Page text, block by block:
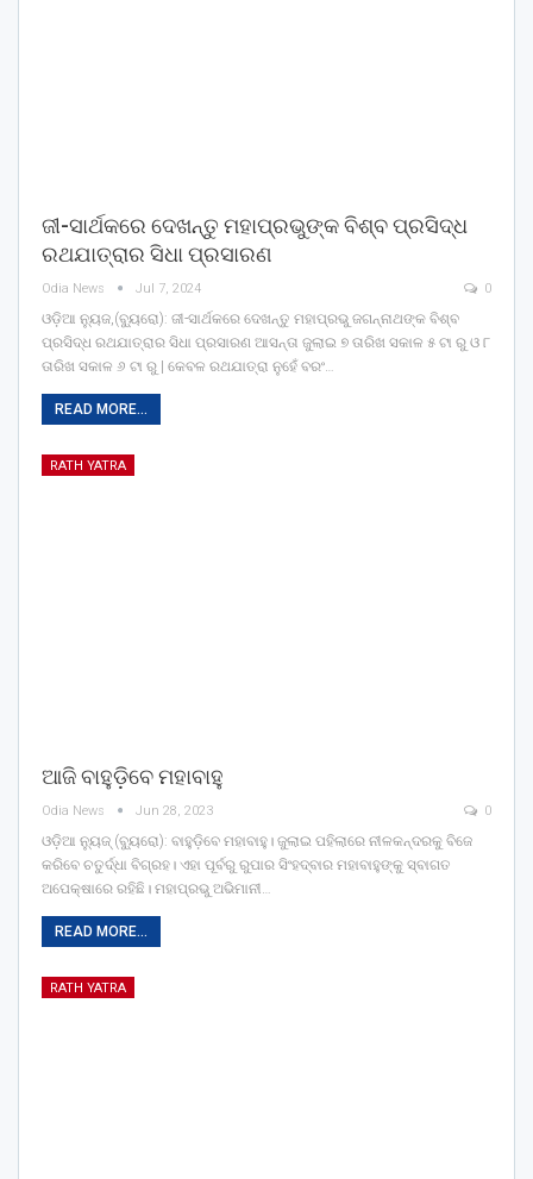
ଜୀ-ସାର୍ଥକରେ ଦେଖନ୍ତୁ ମହାପ୍ରଭୁଙ୍କ ବିଶ୍ବ ପ୍ରସିଦ୍ଧ
ରଥଯାତ୍ରାର ସିଧା ପ୍ରସାରଣ
Odia News Jul 7, 2024 0
ଓଡ଼ିଆ ନ୍ୟୁଜ,(ବ୍ୟୁରୋ): ଜୀ-ସାର୍ଥକରେ ଦେଖନ୍ତୁ ମହାପ୍ରଭୁ ଜଗନ୍ନାଥଙ୍କ ବିଶ୍ବ
ପ୍ରସିଦ୍ଧ ରଥଯାତ୍ରାର ସିଧା ପ୍ରସାରଣ ଆସନ୍ତା ଜୁଲାଇ ୭ ତାରିଖ ସକାଳ ୫ ଟା ରୁ ଓ ୮
ତାରିଖ ସକାଳ ୬ ଟା ରୁ | କେବଳ ରଥଯାତ୍ରା ନୁହେଁ ବରଂ…
READ MORE...
RATH YATRA
ଆଜି ବାହୁଡ଼ିବେ ମହାବାହୁ
Odia News Jun 28, 2023 0
ଓଡ଼ିଆ ନ୍ୟୁଜ୍ (ବ୍ୟୁରୋ): ବାହୁଡ଼ିବେ ମହାବାହୁ। ଜୁଲାଇ ପହିଲାରେ ନୀଳକନ୍ଦରକୁ ବିଜେ
କରିବେ ଚତୁର୍ଦ୍ଧା ବିଗ୍ରହ। ଏହା ପୂର୍ବରୁ ରୁପାର ସିଂହଦ୍ବାର ମହାବାହୁଙ୍କୁ ସ୍ବାଗତ
ଅପେକ୍ଷାରେ ରହିଛି। ମହାପ୍ରଭୁ ଅଭିମାନୀ…
READ MORE...
RATH YATRA